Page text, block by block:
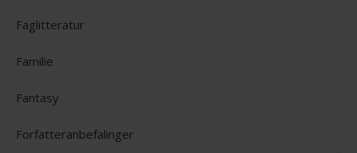
Faglitteratur
Familie
Fantasy
Forfatteranbefalinger